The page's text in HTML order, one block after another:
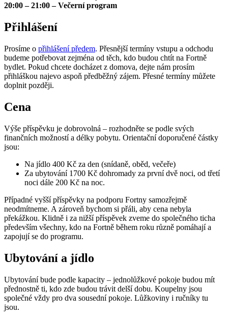
20:00 – 21:00 – Večerní program
Přihlášení
Prosíme o přihlášení předem. Přesnější termíny vstupu a odchodu
budeme potřebovat zejména od těch, kdo budou chtít na Fortně
bydlet. Pokud chcete docházet z domova, dejte nám prosím
přihláškou najevo aspoň předběžný zájem. Přesné termíny můžete
doplnit později.
Cena
Výše příspěvku je dobrovolná – rozhodněte se podle svých
finančních možností a délky pobytu. Orientační doporučené částky
jsou:
Na jídlo 400 Kč za den (snídaně, oběd, večeře)
Za ubytování 1700 Kč dohromady za první dvě noci, od třetí
noci dále 200 Kč na noc.
Případné vyšší příspěvky na podporu Fortny samozřejmě
neodmítneme. A zároveň bychom si přáli, aby cena nebyla
překážkou. Klidně i za nižší příspěvek zveme do společného ticha
především všechny, kdo na Fortně během roku různě pomáhají a
zapojují se do programu.
Ubytování a jídlo
Ubytování bude podle kapacity – jednolůžkové pokoje budou mít
přednostně ti, kdo zde budou trávit delší dobu. Koupelny jsou
společné vždy pro dva sousední pokoje. Lůžkoviny i ručníky tu
jsou.